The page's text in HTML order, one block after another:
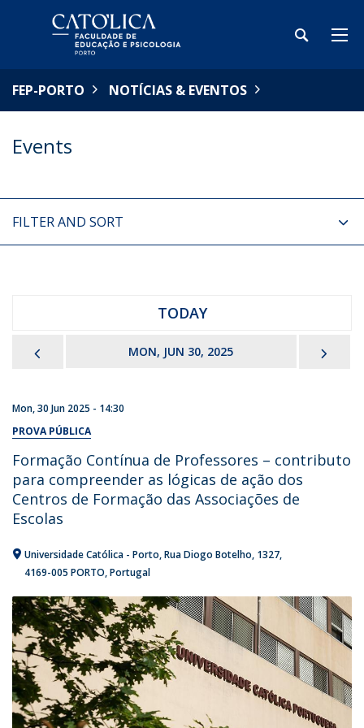
FEP-PORTO NOTÍCIAS & EVENTOS
Events
FILTER AND SORT
TODAY
MON, JUN 30, 2025
Mon, 30 Jun 2025 - 14:30
PROVA PÚBLICA
Formação Contínua de Professores – contributo
para compreender as lógicas de ação dos
Centros de Formação das Associações de
Escolas
Universidade Católica - Porto Rua Diogo Botelho, 1327
4169-005 PORTO Portugal